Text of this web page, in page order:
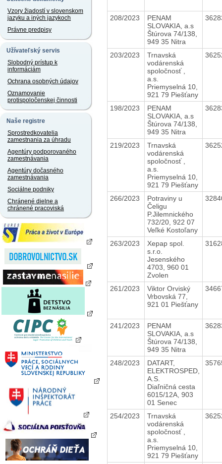
Vzory žiadostí v slovenskom
jazyku a iných jazykoch
Právne predpisy
Užívateľský servis
Slobodný prístup k
informáciám
Ochrana osobných údajov
Oznamovanie
protispoločenskej činnosti
Naše registre
Sprostredkovatelia
zamestnania za úhradu
Agentúry podporovaného
zamestnávania
Agentúry dočasného
zamestnávania
Sociálne podniky
Chránené dielne a
chránené pracoviská
208/2023
PENAM
SLOVAKIA, a.s
Štúrova 74/138,
949 35 Nitra
203/2023
Trnavská
vodárenská
spoločnosť ,
a.s.
Priemyselná 10,
921 79 Piešťany
198/2023
PENAM
SLOVAKIA, a.s
Štúrova 74/138,
949 35 Nitra
219/2023
Trnavská
vodárenská
spoločnosť ,
a.s.
Priemyselná 10,
921 79 Piešťany
266/2023
Potraviny u
Čeligu
P.Jilemnického
732/20, 922 07
Veľké Kostoľany
263/2023
Xepap spol.
s.r.o.
Jesenského
4703, 960 01
Zvolen
261/2023
Viktor Orviský
Vrbovská 77,
921 01 Piešťany
241/2023
PENAM
SLOVAKIA, a.s
Štúrova 74/138,
949 35 Nitra
248/2023
DATART,
ELEKTROSPED,
A.S.
Diaľničná cesta
6015/12A, 903
01 Senec
254/2023
Trnavská
vodárenská
spoločnosť ,
a.s.
Priemyselná 10,
921 79 Piešťany